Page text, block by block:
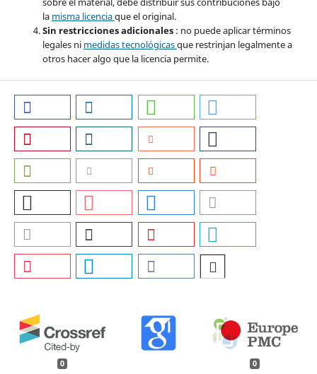
la misma licenciaque el original.
Sin restricciones adicionales : no puede aplicar términos
legales ni medidas tecnológicasque restrinjan legalmente a
otros hacer algo que la licencia permite.
0 0